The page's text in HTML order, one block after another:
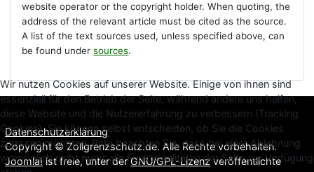
website operator or the copyright holder. When quoting, the
address of the relevant article must be cited as the source.
A list of the text sources used, unless specified above, can
be found undersources.
Datenschutzerklärung
Copyright © Zollgrenzschutz.de. Alle Rechte vorbehalten.
Joomla!ist freie, unter derGNU/GPL-Lizenzveröffentlichte
Wir nutzen Cookies auf unserer Website. Einige von ihnen sind
essenziell für den Betrieb der Seite, während andere uns helfen,
diese Website und die Nutzererfahrung zu verbessern (Tracking
Cookies). Sie können selbst entscheiden, ob Sie die Cookies
zulassen möchten. Bitte beachten Sie, dass bei einer Ablehnung
womöglich nicht mehr alle Funktionalitäten der Seite zur Verfügung